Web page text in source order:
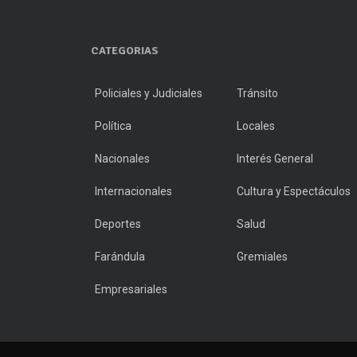
CATEGORIAS
Policiales y Judiciales Tránsito
Política Locales
Nacionales Interés General
Internacionales Cultura y Espectáculos
Deportes Salud
Farándula Gremiales
Empresariales